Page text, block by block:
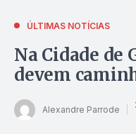
ÚLTIMAS NOTÍCIAS
Na Cidade de
devem
Alexandre Parrode